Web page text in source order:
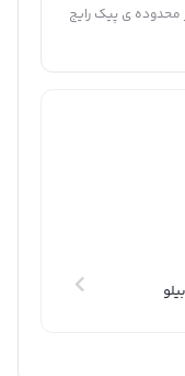
محدوده ی پیک رایج